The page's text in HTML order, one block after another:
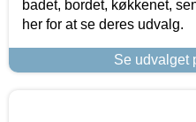
badet, bordet, køkkenet,
her for at se deres udvalg.
Se udvalget